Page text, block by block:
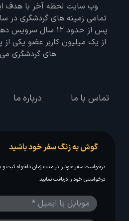
وب سایت لحظه آخر با هدف
پس از حدود 12 سال
از یک میلیون کاربر عضو یکی از
های گردشگری
تماس با ما درباره ما
گوش به زنگ سفر خود باشید
درخواست سفر خود را در مدت زمان دلخواه ثبت و
درخواستی خود را دریافت نمایید